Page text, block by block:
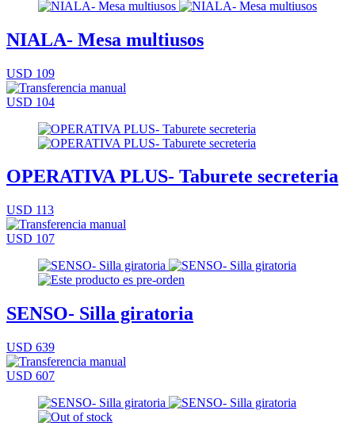
NIALA- Mesa multiusos
USD 109
USD 104
OPERATIVA PLUS- Taburete secreteria
USD 113
USD 107
SENSO- Silla giratoria
USD 639
USD 607